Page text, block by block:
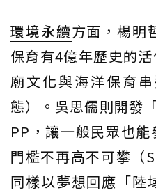
環境永續方面，楊明
保育有4億年歷史的
廟文化與海洋保育
態）。吳思儒則開發
PP，讓一般民眾也
門檻不再高不可攀（
同樣以夢想回應「陸